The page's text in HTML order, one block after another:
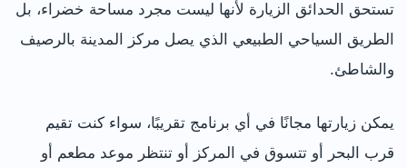
تستحق الحدائق الزيارة لأنها ليست مجرد مساحة خضراء، بل
الطريق السياحي الطبيعي الذي يصل مركز المدينة بالرصيف
والشاطئ.
يمكن زيارتها مجانًا في أي برنامج تقريبًا، سواء كنت تقيم
قرب البحر أو تتسوق في المركز أو تنتظر موعد مطعم أو